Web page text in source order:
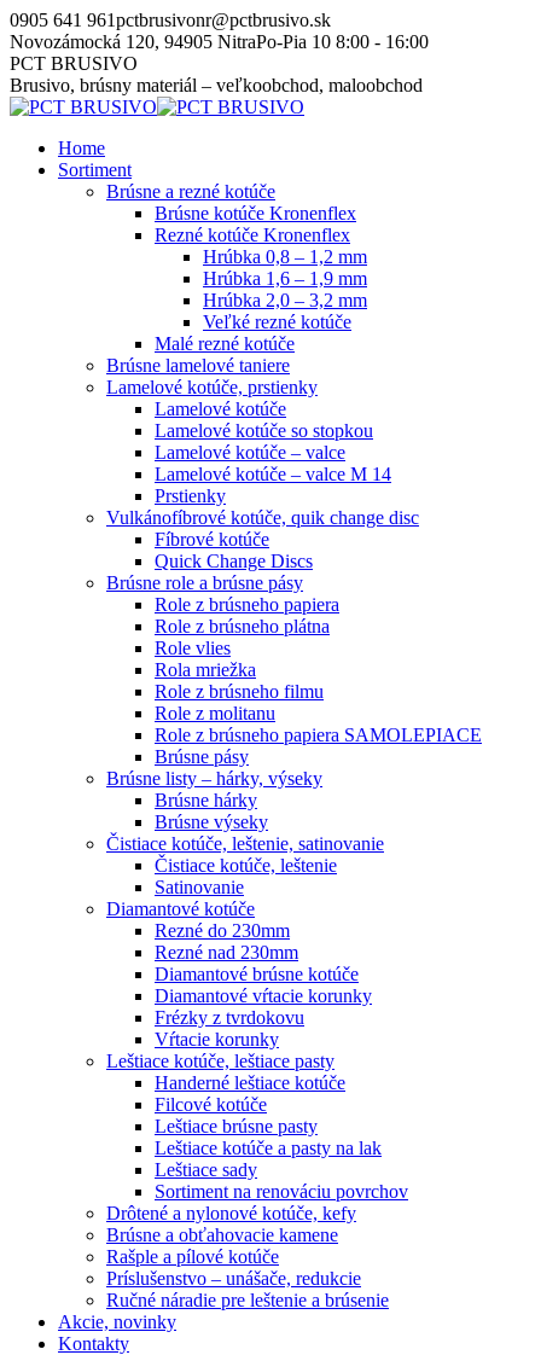
Skip
to
content
0905 641 961pctbrusivonr@pctbrusivo.sk
Novozámocká 120, 94905 NitraPo-Pia 10 8:00 - 16:00
PCT BRUSIVO
Brusivo, brúsny materiál – veľkoobchod, maloobchod
Home
Sortiment
Brúsne a rezné kotúče
Brúsne kotúče Kronenflex
Rezné kotúče Kronenflex
Hrúbka 0,8 – 1,2 mm
Hrúbka 1,6 – 1,9 mm
Hrúbka 2,0 – 3,2 mm
Veľké rezné kotúče
Malé rezné kotúče
Brúsne lamelové taniere
Lamelové kotúče, prstienky
Lamelové kotúče
Lamelové kotúče so stopkou
Lamelové kotúče – valce
Lamelové kotúče – valce M 14
Prstienky
Vulkánofíbrové kotúče, quik change disc
Fíbrové kotúče
Quick Change Discs
Brúsne role a brúsne pásy
Role z brúsneho papiera
Role z brúsneho plátna
Role vlies
Rola mriežka
Role z brúsneho filmu
Role z molitanu
Role z brúsneho papiera SAMOLEPIACE
Brúsne pásy
Brúsne listy – hárky, výseky
Brúsne hárky
Brúsne výseky
Čistiace kotúče, leštenie, satinovanie
Čistiace kotúče, leštenie
Satinovanie
Diamantové kotúče
Rezné do 230mm
Rezné nad 230mm
Diamantové brúsne kotúče
Diamantové vŕtacie korunky
Frézky z tvrdokovu
Vŕtacie korunky
Leštiace kotúče, leštiace pasty
Handerné leštiace kotúče
Filcové kotúče
Leštiace brúsne pasty
Leštiace kotúče a pasty na lak
Leštiace sady
Sortiment na renováciu povrchov
Drôtené a nylonové kotúče, kefy
Brúsne a obťahovacie kamene
Rašple a pílové kotúče
Príslušenstvo – unášače, redukcie
Ručné náradie pre leštenie a brúsenie
Akcie, novinky
Kontakty